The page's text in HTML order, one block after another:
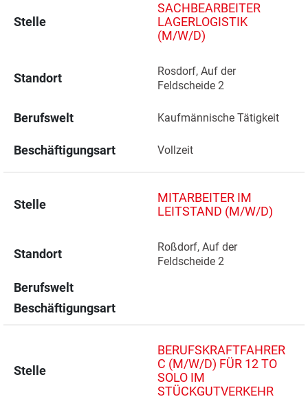
Stelle
SACHBEARBEITER
LAGERLOGISTIK
(M/W/D)
Standort
Rosdorf, Auf der
Feldscheide 2
Berufswelt Kaufmännische Tätigkeit
Beschäftigungsart Vollzeit
Stelle
MITARBEITER IM
LEITSTAND (M/W/D)
Standort
Roßdorf, Auf der
Feldscheide 2
Berufswelt
Beschäftigungsart
Stelle
BERUFSKRAFTFAHRER
C (M/W/D) FÜR 12 TO
SOLO IM
STÜCKGUTVERKEHR